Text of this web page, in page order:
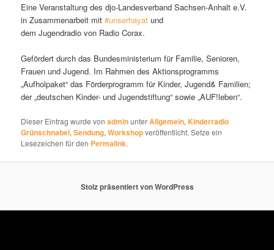
Eine Veranstaltung des djo-Landesverband Sachsen-Anhalt e.V.
in Zusammenarbeit mit#unserhayat und
dem Jugendradio von Radio Corax.
Gefördert durch das Bundesministerium für Familie, Senioren,
Frauen und Jugend. Im Rahmen des Aktionsprogramms
„Aufholpaket“ das Förderprogramm für Kinder, Jugend& Familien;
der „deutschen Kinder- und Jugendstiftung“ sowie „AUF!leben“.
Dieser Eintrag wurde vonadminunterAllgemein,Kinderradio
Grünschnabel,Sendung,Workshopveröffentlicht. Setze ein
Lesezeichen für den Permalink.
Stolz präsentiert von WordPress